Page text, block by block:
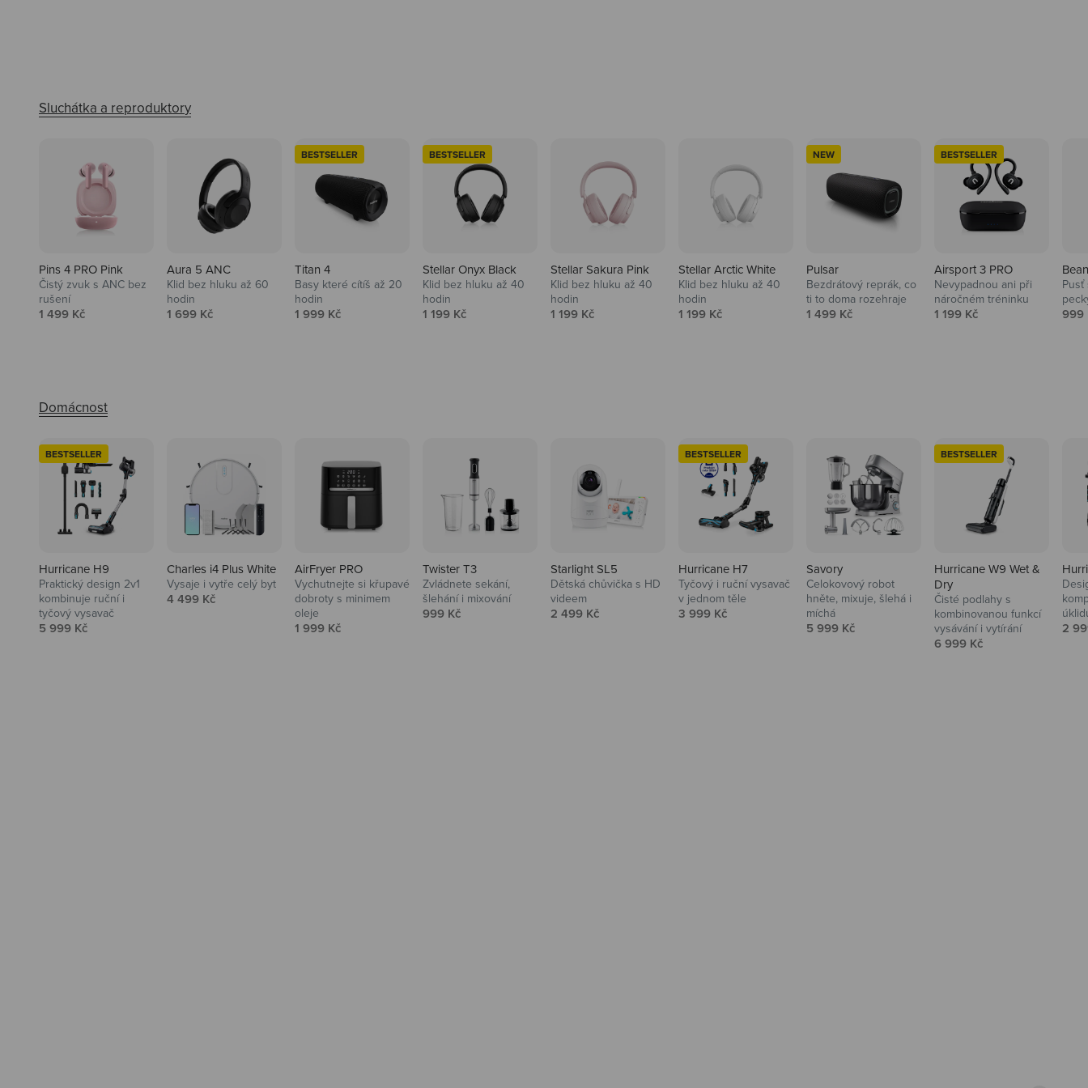
Pins 4 PRO Pink
Čistý zvuk s ANC bez
rušení
Prodejní cena
1 499 Kč
Aura 5 ANC
Klid bez hluku až 60
hodin
Prodejní cena
1 699 Kč
BESTSELLER
Titan 4
Basy které cítíš až 20
hodin
Prodejní cena
1 999 Kč
BESTSELLER
Stellar Onyx Black
Klid bez hluku až 40
hodin
Prodejní cena
1 199 Kč
Stellar Sakura Pink
Klid bez hluku až 40
hodin
Prodejní cena
1 199 Kč
Stellar Arctic White
Klid bez hluku až 40
hodin
Prodejní cena
1 199 Kč
NEW
Pulsar
Bezdrátový reprák, co
ti to doma rozehraje
Prodejní cena
1 499 Kč
BESTSELLER
Airsport 3 PRO
Nevypadnou ani při
náročném tréninku
Prodejní cena
1 199 Kč 999
BESTSELLER
Hurricane H9
Praktický design 2v1
kombinuje ruční i
tyčový vysavač
Prodejní cena
5 999 Kč
Charles i4 Plus White
Vysaje i vytře celý byt
Prodejní cena
4 499 Kč
AirFryer PRO
Vychutnejte si křupavé
dobroty s minimem
oleje
Prodejní cena
1 999 Kč
Twister T3
Zvládnete sekání,
šlehání i mixování
Prodejní cena
999 Kč
Starlight SL5
Dětská chůvička s HD
videem
Prodejní cena
2 499 Kč
BESTSELLER
Hurricane H7
Tyčový i ruční vysavač
v jednom těle
Prodejní cena
3 999 Kč
Savory
Celokovový robot
hněte, mixuje, šlehá i
míchá
Prodejní cena
5 999 Kč
BESTSELLER
Hurricane W9 Wet &
Dry
Čisté podlahy s
kombinovanou funkcí
vysávání i vytírání
Prodejní cena
6 999 Kč
2
Audio
Niceboy sluchátka a repráky ti
padnou do noty.
Domácnost
Vysavače, parťáci do kuchyně i